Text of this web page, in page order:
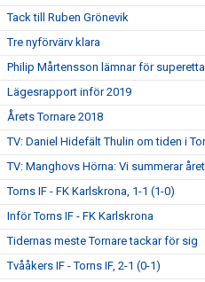
Tack till Ruben Grönevik
Tre nyförvärv klara
Philip Mårtensson lämnar för
Lägesrapport inför 2019
Årets Tornare 2018
TV: Daniel Hidefält Thulin om tiden i
TV: Manghovs Hörna: Vi summerar året
Torns IF - FK Karlskrona, 1-1 (1-0)
Inför Torns IF - FK Karlskrona
Tidernas meste Tornare tackar för sig
Tvååkers IF - Torns IF, 2-1 (0-1)